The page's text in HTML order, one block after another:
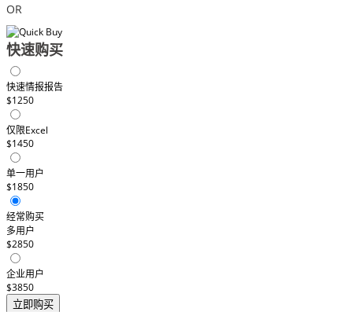
OR
快速购买
快速情报报告
$1250
仅限Excel
$1450
单一用户
$1850
经常购买
多用户
$2850
企业用户
$3850
立即购买